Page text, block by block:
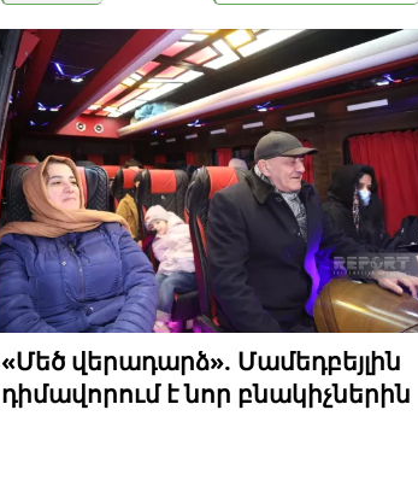
«Մեծ վերադարձ». Մամեդբեյլին
դիմավորում է նոր բնակիչներին